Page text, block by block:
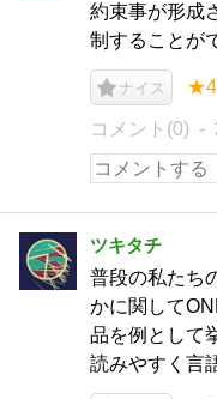
約束事が形成
制することが
ナイス ★4
コメント(0)
ツキタチ
普段の私たち
かに関して
品を例として
読みやすく言